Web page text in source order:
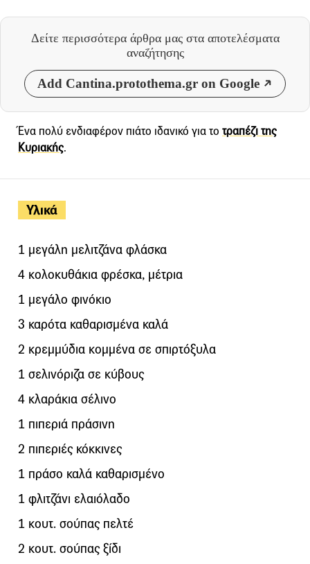
Δείτε περισσότερα άρθρα μας στα αποτελέσματα
αναζήτησης
Add Cantina.protothema.gr on Google
Υλικά
1 μεγάλη μελιτζάνα φλάσκα
4 κολοκυθάκια φρέσκα, μέτρια
1 μεγάλο φινόκιο
3 καρότα καθαρισμένα καλά
2 κρεμμύδια κομμένα σε σπιρτόξυλα
1 σελινόριζα σε κύβους
4 κλαράκια σέλινο
1 πιπεριά πράσινη
2 πιπεριές κόκκινες
1 πράσο καλά καθαρισμένο
1 φλιτζάνι ελαιόλαδο
1 κουτ. σούπας πελτέ
2 κουτ. σούπας ξίδι
Ένα πολύ ενδιαφέρον πιάτο ιδανικό για το τραπέζι της
Κυριακής.